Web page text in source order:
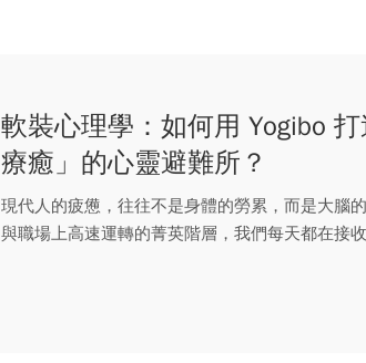
軟裝心理學：如何用 Yogibo
療癒」的心靈避難所？
現代人的疲憊，往往不是身體的勞累，而是大腦
與職場上高速運轉的菁英階層，我們每天都在接